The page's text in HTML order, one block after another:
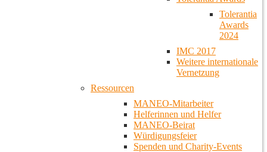
Tolerantia
Awards
2024
IMC 2017
Weitere internationale
Vernetzung
Ressourcen
MANEO-Mitarbeiter
Helferinnen und Helfer
MANEO-Beirat
Würdigungsfeier
Spenden und Charity-Events